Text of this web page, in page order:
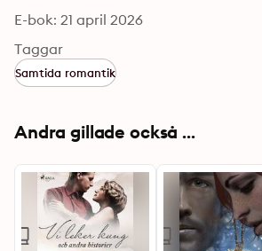
E-bok: 21 april 2026
Taggar
Samtida romantik
Andra gillade också ...